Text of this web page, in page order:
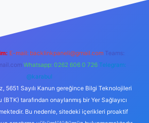
E-mail: backlinkpaneli@gmail.com Teams:
Whatsapp: 0262 606 0 726 Telegram:
@karabul
5651 Sayılı Kanun gereğince Bilgi Teknolojileri
tarafından onaylanmış bir Yer Sağlayıcı
Bu nedenle, sitedeki içerikleri proaktif